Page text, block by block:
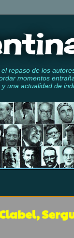
repaso de los
momentos
una actualidad de